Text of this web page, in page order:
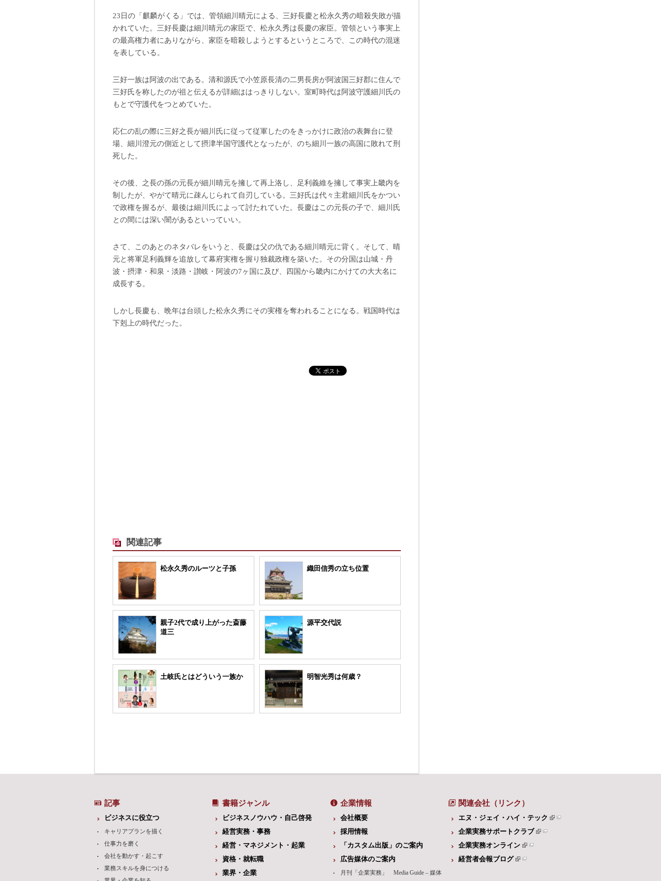
23日の「麒麟がくる」では、管領細川晴元による、三好長慶と松永久秀の暗殺失敗が描
かれていた。三好長慶は細川晴元の家臣で、松永久秀は長慶の家臣。管領という事実上
の最高権力者にありながら、家臣を暗殺しようとするというところで、この時代の混迷
を表している。
三好一族は阿波の出である。清和源氏で小笠原長清の二男長房が阿波国三好郡に住んで
三好氏を称したのが祖と伝えるが詳細ははっきりしない。室町時代は阿波守護細川氏の
もとで守護代をつとめていた。
応仁の乱の際に三好之長が細川氏に従って従軍したのをきっかけに政治の表舞台に登
場、細川澄元の側近として摂津半国守護代となったが、のち細川一族の高国に敗れて刑
死した。
その後、之長の孫の元長が細川晴元を擁して再上洛し、足利義維を擁して事実上畿内を
制したが、やがて晴元に疎んじられて自刃している。三好氏は代々主君細川氏をかつい
で政権を握るが、最後は細川氏によって討たれていた。長慶はこの元長の子で、細川氏
との間には深い闇があるといっていい。
さて、このあとのネタバレをいうと、長慶は父の仇である細川晴元に背く。そして、晴
元と将軍足利義輝を追放して幕府実権を握り独裁政権を築いた。その分国は山城・丹
波・摂津・和泉・淡路・讃岐・阿波の7ヶ国に及び、四国から畿内にかけての大大名に
成長する。
しかし長慶も、晩年は台頭した松永久秀にその実権を奪われることになる。戦国時代は
下剋上の時代だった。
関連記事
松永久秀のルーツと子孫 織田信秀の立ち位置
親子2代で成り上がった斎藤
道三
源平交代説
土岐氏とはどういう一族か 明智光秀は何歳？
記事
ビジネスに役立つ
キャリアプランを描く
仕事力を磨く
会社を動かす・起こす
業務スキルを身につける
書籍ジャンル
ビジネスノウハウ・自己啓発
経営実務・事務
経営・マネジメント・起業
資格・就転職
業界・企業
企業情報
会社概要
採用情報
「カスタム出版」のご案内
広告媒体のご案内
月刊「企業実務」 Media Guide – 媒体
関連会社（リンク）
エヌ・ジェイ・ハイ・テック
企業実務サポートクラブ
企業実務オンライン
経営者会報ブログ